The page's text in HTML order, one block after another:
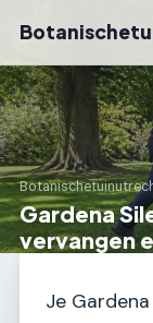
Gardena
vervangen
Je